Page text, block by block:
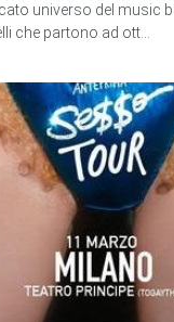
universo del music
che partono ad ott...